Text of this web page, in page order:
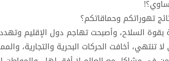
تهوراتكم وحماقاتكم؟
السلاح، وأصبحت تهاجم دول الإقليم
تنتهي، أخافت الحركات البحرية والتجارية،